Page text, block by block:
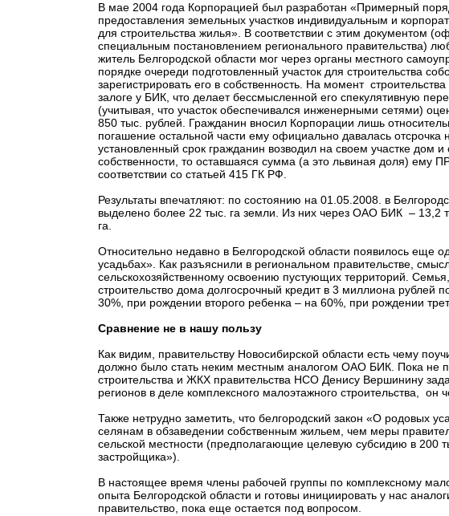
В мае 2004 года Корпорацией был разработан «Примерный
предоставления земельных участков индивидуальным и
для строительства жилья». В соответствии с этим документом
специальным постановлением регионального правительства)
житель Белгородской области мог через органы местного
порядке очереди подготовленный участок для строительства
зарегистрировать его в собственность. На момент строительства
залоге у БИК, что делает бессмысленной его спекулятивную
(учитывая, что участок обеспечивался инженерными сетями)
850 тыс. рублей. Гражданин вносил Корпорации лишь
погашение остальной части ему официально давалась отсрочка
установленный срок гражданин возводил на своем участке дом
собственности, то оставшаяся сумма (а это львиная доля) ему
соответствии со статьей 415 ГК РФ.
Результаты впечатляют: по состоянию на 01.05.2008. в
выделено более 22 тыс. га земли. Из них через ОАО БИК –
га.
Относительно недавно в Белгородской области появилось еще
усадьбах». Как разъяснили в региональном правительстве,
сельскохозяйственному освоению пустующих территорий.
строительство дома долгосрочный кредит в 3 миллиона
30%, при рождении второго ребенка – на 60%, при рождении
Сравнение не в нашу пользу
Как видим, правительству Новосибирской области есть чему
должно было стать неким местным аналогом ОАО БИК. Пока не
строительства и ЖКХ правительства НСО Денису Вершинину
регионов в деле комплексного малоэтажного строительства, он
Также нетрудно заметить, что белгородский закон «О родовых
селянам в обзаведении собственным жильем, чем меры
сельской местности (предполагающие целевую субсидию в 200
застройщика»).
В настоящее время члены рабочей группы по комплексному
опыта Белгородской области и готовы инициировать у нас
правительство, пока еще остается под вопросом.